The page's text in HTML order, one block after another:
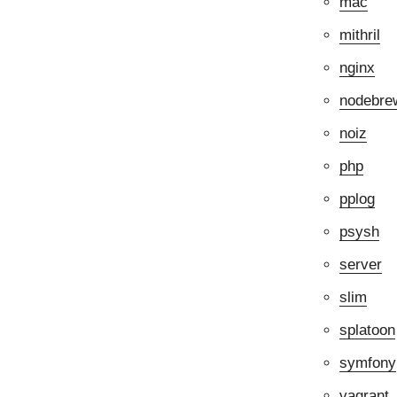
mithril
nginx
noiz
php
pplog
psysh
server
slim
splatoon
symfony